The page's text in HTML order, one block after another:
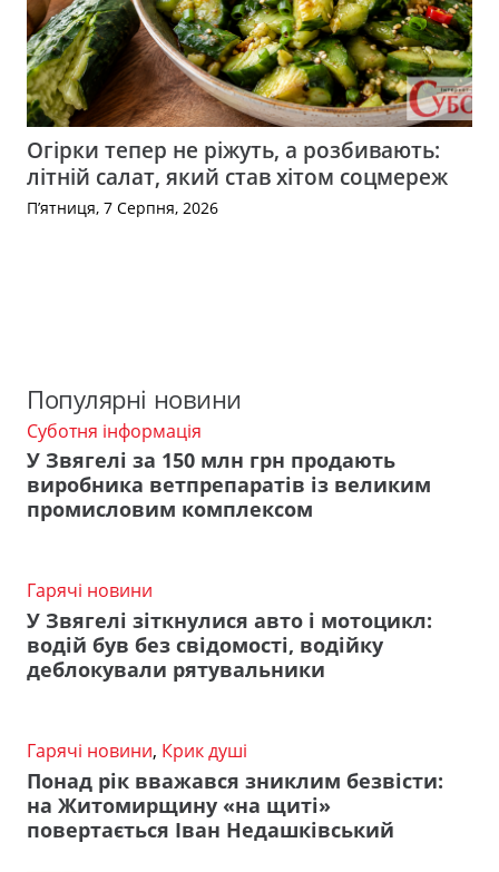
Огірки тепер не ріжуть, а розбивають:
літній салат, який став хітом соцмереж
П’ятниця, 7 Серпня, 2026
Популярні новини
Суботня інформація
У Звягелі за 150 млн грн продають
виробника ветпрепаратів із великим
промисловим комплексом
Гарячі новини
У Звягелі зіткнулися авто і мотоцикл:
водій був без свідомості, водійку
деблокували рятувальники
Гарячі новини, Крик душі
Понад рік вважався зниклим безвісти:
на Житомирщину «на щиті»
повертається Іван Недашківський